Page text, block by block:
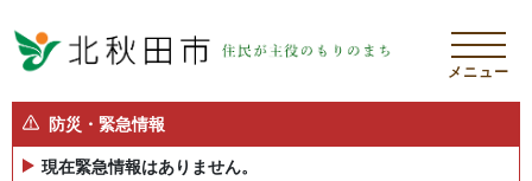
メニュー
防災・緊急情報
現在緊急情報はありません。